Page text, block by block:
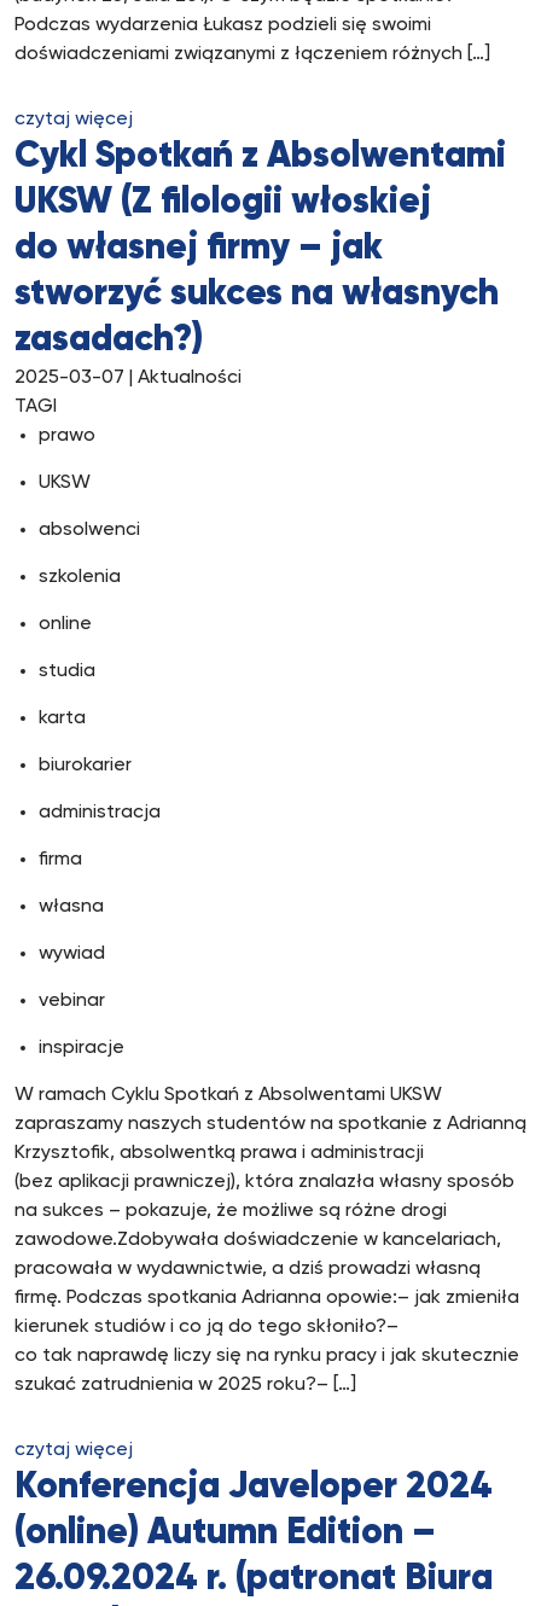
Podczas wydarzenia Łukasz podzieli się swoimi
doświadczeniami związanymi z łączeniem różnych […]
czytaj więcej
Cykl Spotkań z Absolwentami
UKSW (Z filologii włoskiej
do własnej firmy – jak
stworzyć sukces na własnych
zasadach?)
2025-03-07 | Aktualności
TAGI
prawo
UKSW
absolwenci
szkolenia
online
studia
karta
biurokarier
administracja
firma
własna
wywiad
vebinar
inspiracje
W ramach Cyklu Spotkań z Absolwentami UKSW
zapraszamy naszych studentów na spotkanie z Adrianną
Krzysztofik, absolwentką prawa i administracji
(bez aplikacji prawniczej), która znalazła własny sposób
na sukces – pokazuje, że możliwe są różne drogi
zawodowe.Zdobywała doświadczenie w kancelariach,
pracowała w wydawnictwie, a dziś prowadzi własną
firmę. Podczas spotkania Adrianna opowie:– jak zmieniła
kierunek studiów i co ją do tego skłoniło?–
co tak naprawdę liczy się na rynku pracy i jak skutecznie
szukać zatrudnienia w 2025 roku?– […]
czytaj więcej
Konferencja Javeloper 2024
(online) Autumn Edition –
26.09.2024 r. (patronat Biura